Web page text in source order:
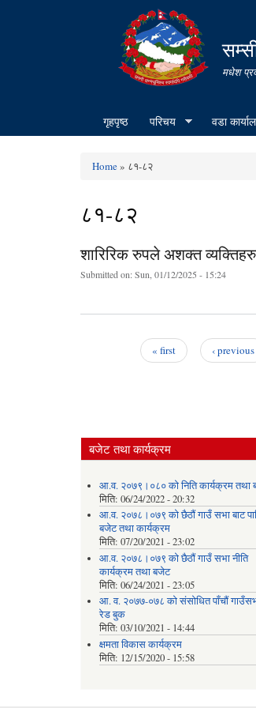
मधेश
गृहपृष्ठ परिचय वडा
Home» ८१-८२
८१-८२
शारिरिक रुपले अशक्त
Submitted on:Sun, 01/12/2025 - 15:24
« first ‹ previous
बजेट तथा कार्यक्रम
आ.व. २०७९।०८० को निति कार्यक्रम तथा
मिति: 06/24/2022 - 20:32
आ.व. २०७८।०७९ को छैठौं गाउँ सभा बाट
बजेट तथा कार्यक्रम
मिति: 07/20/2021 - 23:02
आ.व. २०७८।०७९ को छैठौं गाउँ सभा नीति
कार्यक्रम तथा बजेट
मिति: 06/24/2021 - 23:05
आ. व. २०७७-०७८ को संसोधित पाँचौं
रेड बुक
मिति: 03/10/2021 - 14:44
क्षमता विकास कार्यक्रम
मिति: 12/15/2020 - 15:58